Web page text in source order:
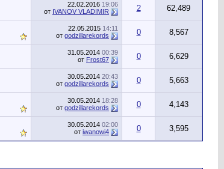
22.02.2016 19:06
от IVANOV VLADIMIR 2 62,489
22.05.2015 14:11
от godzillarekords 0 8,567
31.05.2014 00:39
от Frost67 0 6,629
30.05.2014 20:43
от godzillarekords 0 5,663
30.05.2014 18:28
от godzillarekords 0 4,143
30.05.2014 02:00
от iwanowi4 0 3,595